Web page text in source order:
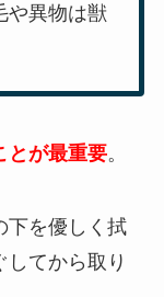
や異物は獣
とが最重要。
下を優しく拭
てから取り